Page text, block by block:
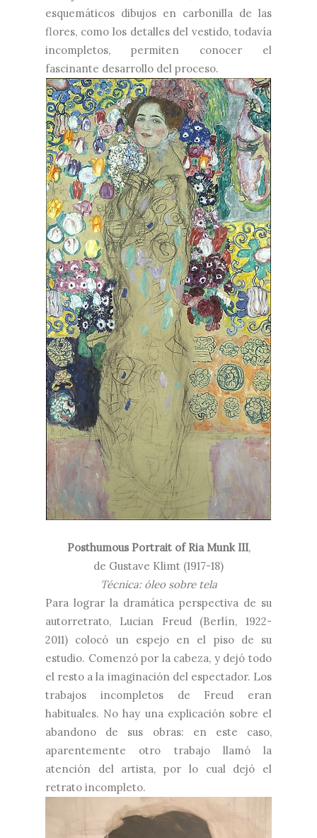
esquemáticos dibujos en carbonilla de las
flores, como los detalles del vestido, todavía
incompletos, permiten conocer el
fascinante desarrollo del proceso.
Posthumous Portrait of Ria Munk III,
de Gustave Klimt (1917-18)
Técnica: óleo sobre tela
Para lograr la dramática perspectiva de su
autorretrato, Lucian Freud (Berlín, 1922-
2011) colocó un espejo en el piso de su
estudio. Comenzó por la cabeza, y dejó todo
el resto a la imaginación del espectador. Los
trabajos incompletos de Freud eran
habituales. No hay una explicación sobre el
abandono de sus obras: en este caso,
aparentemente otro trabajo llamó la
atención del artista, por lo cual dejó el
retrato incompleto.